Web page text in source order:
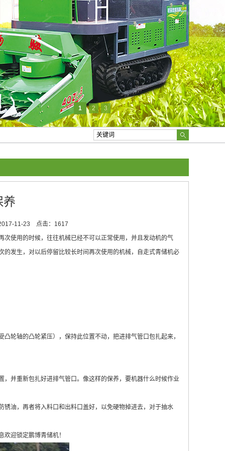
1 2 3
养
11-23
点击：1617
使用的时候，往往机械已经不可以正常使用，并且发动机的气
发生，对以后停留比较长时间再次使用的机械，
自走式青储机必
轴的凸轮紧压），保持此位置不动，把进排气管口包扎起来，
并重新包扎好进排气管口。像这样的保养，要机器什么时候作业
油，再者将入料口和出料口盖好，以免硬物掉进去，对于抽水
欢迎锁定鹏博青储机！